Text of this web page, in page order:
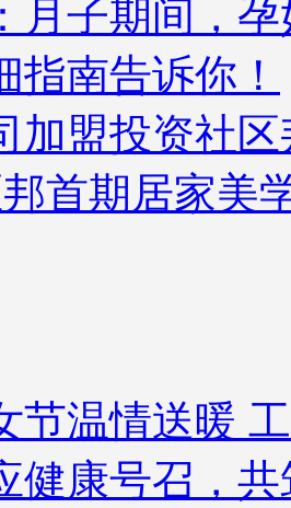
月子期间，
指南告诉你！
加盟投资社
首期居家美
节温情送暖
健康号召，